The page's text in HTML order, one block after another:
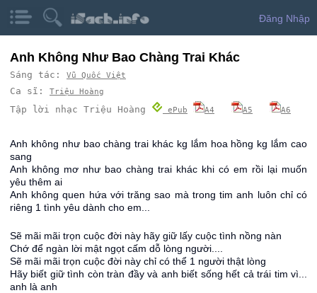
Đăng Nhập
Anh Không Như Bao Chàng Trai Khác
Sáng tác: Vũ Quốc Việt
Ca sĩ: Triệu Hoàng
Tập lời nhạc Triệu Hoàng ePub A4 A5 A6
Anh không như bao chàng trai khác kg lắm hoa hồng kg lắm cao
sang
Anh không mơ như bao chàng trai khác khi có em rồi lại muốn
yêu thêm ai
Anh không quen hứa với trăng sao mà trong tim anh luôn chỉ có
riêng 1 tình yêu dành cho em...
Sẽ mãi mãi trọn cuộc đời này hãy giữ lấy cuộc tình nồng nàn
Chớ để ngàn lời mật ngọt cấm dỗ lòng người....
Sẽ mãi mãi trọn cuộc đời này chỉ có thể 1 người thật lòng
Hãy biết giữ tình còn tràn đầy và anh biết sống hết cả trái tim vì...
anh là anh